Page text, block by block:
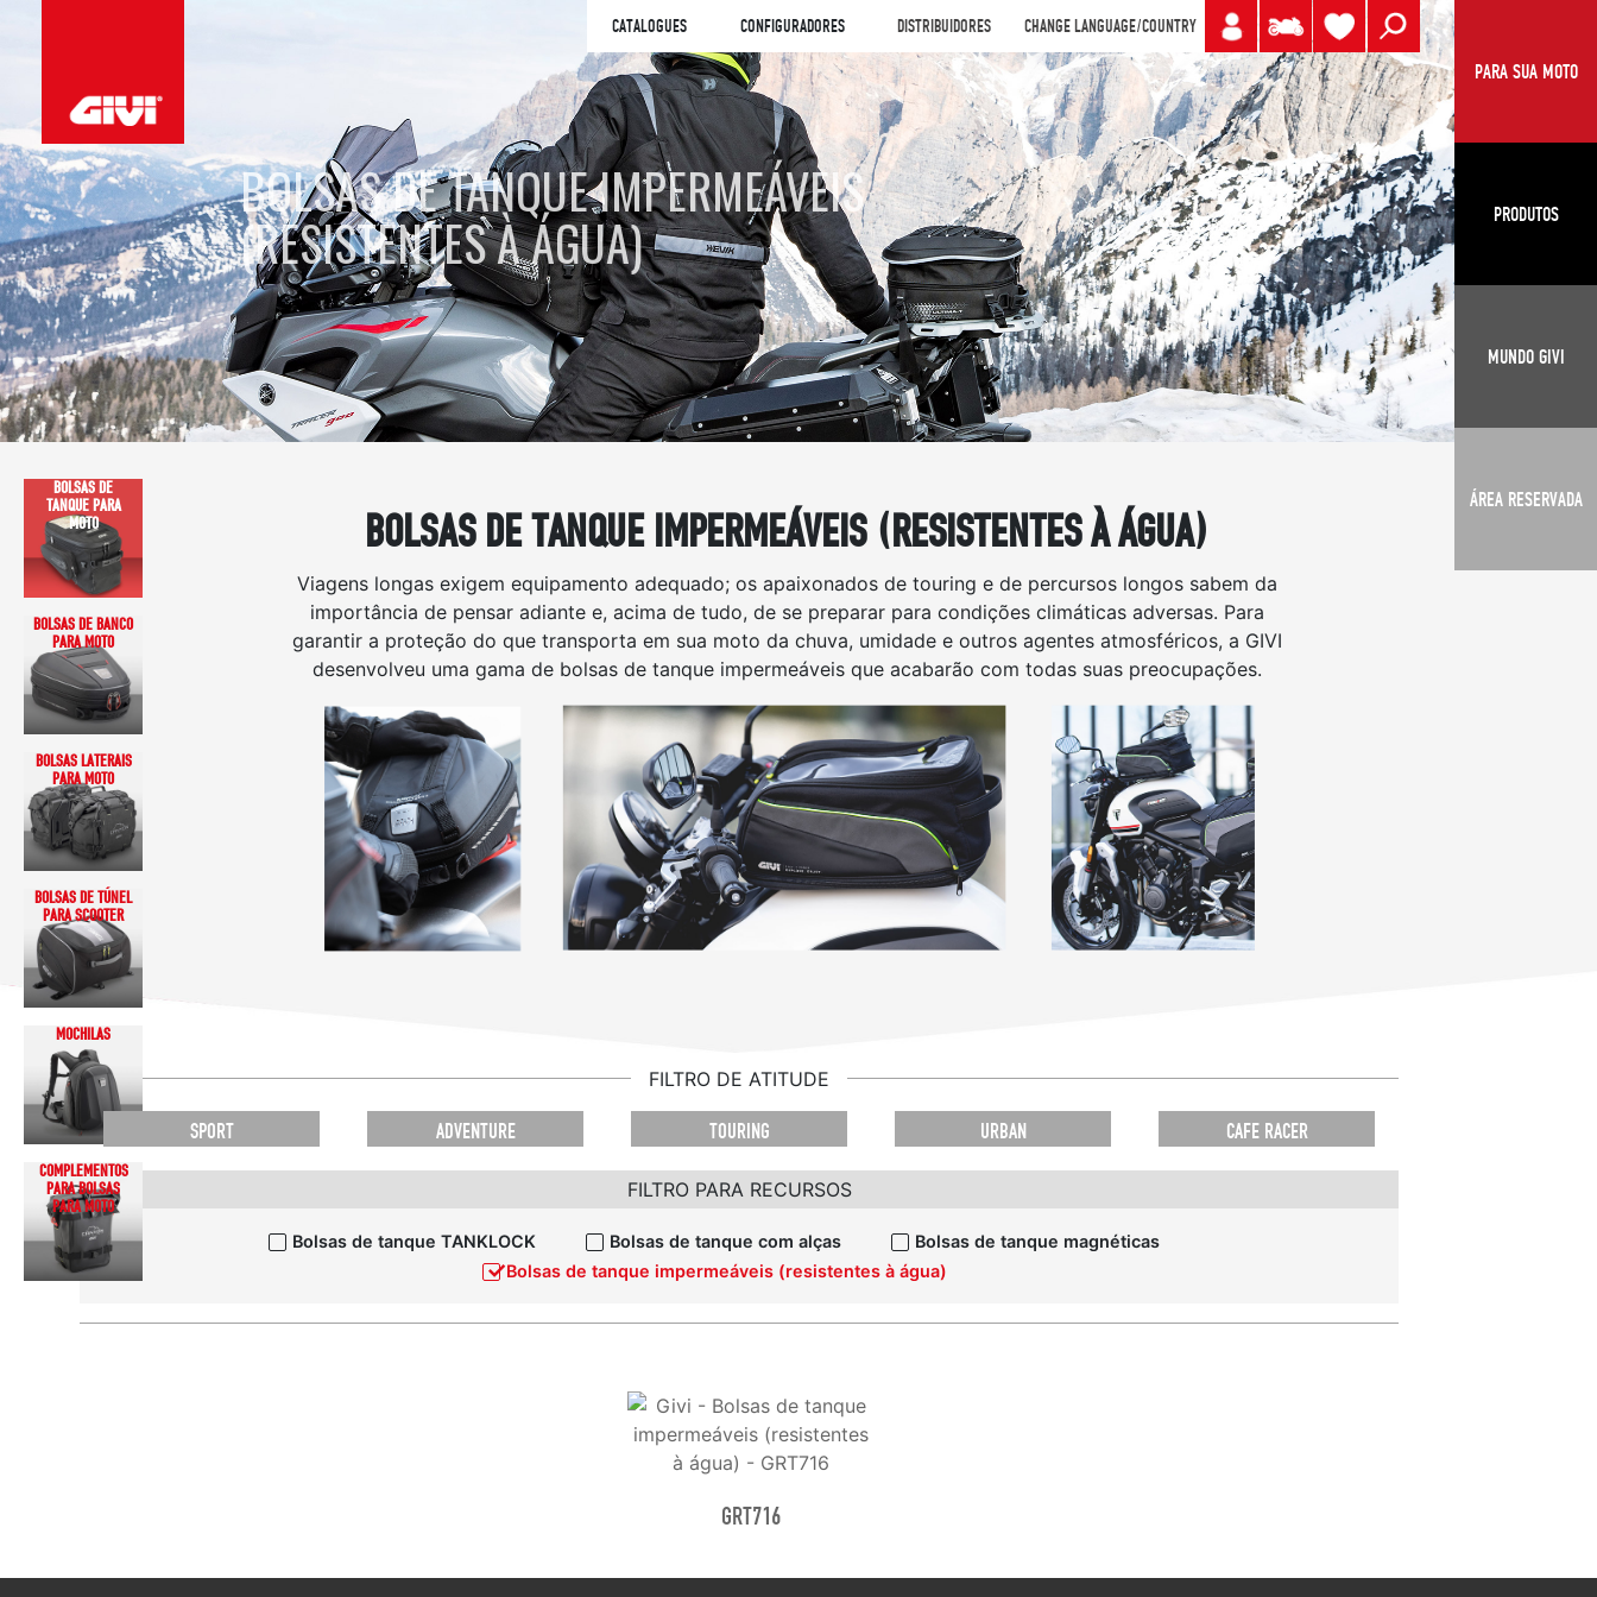
CATALOGUES CONFIGURADORES DISTRIBUIDORES CHANGE LANGUAGE/COUNTRY
PARA SUA MOTO
PRODUTOS
MUNDO GIVI
ÁREA RESERVADA
BOLSAS DE TANQUE IMPERMEÁVEIS
(RESISTENTES À ÁGUA)
BOLSAS DE
TANQUE PARA
MOTO
BOLSAS DE BANCO
PARA MOTO
BOLSAS LATERAIS
PARA MOTO
BOLSAS DE TÚNEL
PARA SCOOTER
MOCHILAS
COMPLEMENTOS
PARA BOLSAS
PARA MOTO
BOLSAS DE TANQUE IMPERMEÁVEIS (RESISTENTES À ÁGUA)
Viagens longas exigem equipamento adequado; os apaixonados de touring e de percursos longos sabem da
importância de pensar adiante e, acima de tudo, de se preparar para condições climáticas adversas. Para
garantir a proteção do que transporta em sua moto da chuva, umidade e outros agentes atmosféricos, a GIVI
desenvolveu uma gama de bolsas de tanque impermeáveis que acabarão com todas suas preocupações.
FILTRO DE ATITUDE
SPORT ADVENTURE TOURING URBAN CAFE RACER
FILTRO PARA RECURSOS
Bolsas de tanque TANKLOCK Bolsas de tanque com alças
Bolsas de tanque magnéticas
Bolsas de tanque impermeáveis (resistentes à água)
GRT716